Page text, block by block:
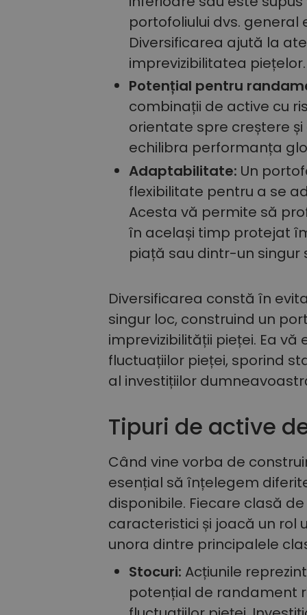
portofoliului dvs.
Diversificarea ajută la
imprevizibilitatea piețelor.
Potențial pentru
combinații de active cu
orientate spre creștere
echilibra performanța
Adaptabilitate: Un
flexibilitate pentru a se
Acesta vă permite să
în același timp protejat
piață sau dintr-un singur
Diversificarea constă în
singur loc, construind un
imprevizibilității pieței. Ea
fluctuațiilor pieței, sporind
al investițiilor
Tipuri de active
Când vine vorba de
esențial să înțelegem
disponibile. Fiecare clasă
caracteristici și joacă un rol
unora dintre principalele
Stocuri: Acțiunile
potențial de randament